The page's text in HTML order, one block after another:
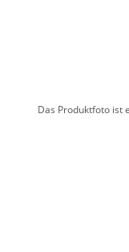
Das Produktfoto ist